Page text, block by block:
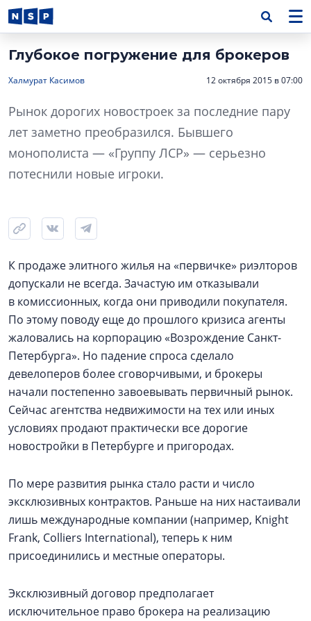
Глубокое погружение для брокеров
Халмурат Касимов 12 октября 2015 в 07:00
Рынок дорогих новостроек за последние пару
лет заметно преобразился. Бывшего
монополиста — «Группу ЛСР» — серьезно
потеснили новые игроки.
К продаже элитного жилья на «первичке» риэлторов
допускали не всегда. Зачастую им отказывали
в комиссионных, когда они приводили покупателя.
По этому поводу еще до прошлого кризиса агенты
жаловались на корпорацию «Возрождение Санкт-
Петербурга». Но падение спроса сделало
девелоперов более сговорчивыми, и брокеры
начали постепенно завоевывать первичный рынок.
Сейчас агентства недвижимости на тех или иных
условиях продают практически все дорогие
новостройки в Петербурге и пригородах.
По мере развития рынка стало расти и число
эксклюзивных контрактов. Раньше на них настаивали
лишь международные компании (например, Knight
Frank, Colliers International), теперь к ним
присоединились и местные операторы.
Эксклюзивный договор предполагает
исключительное право брокера на реализацию